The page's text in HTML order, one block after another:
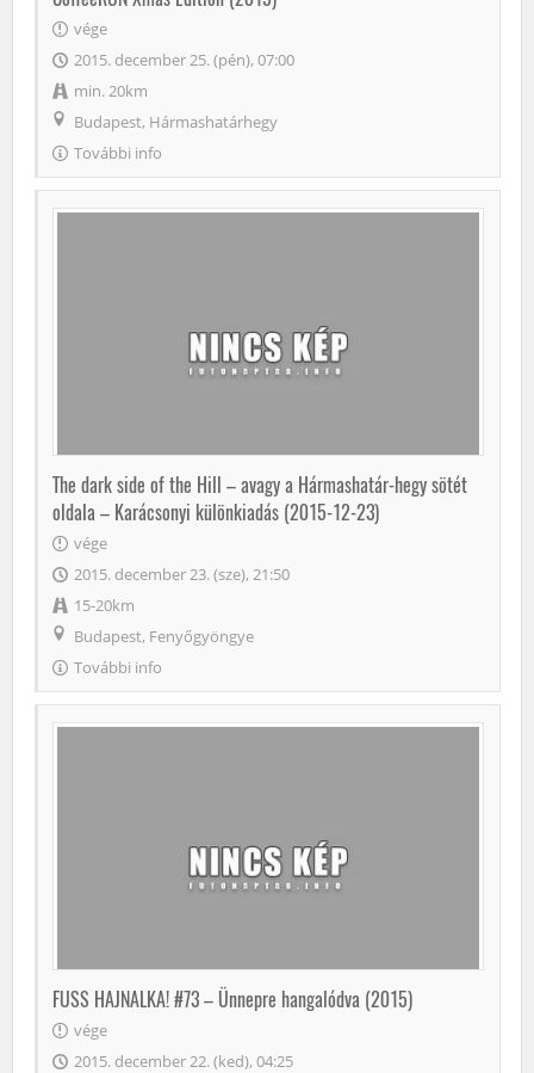
vége
2015. december 25. (pén), 07:00
min. 20km
Budapest, Hármashatárhegy
További info
The dark side of the Hill – avagy a Hármashatár-hegy sötét
oldala – Karácsonyi különkiadás (2015-12-23)
vége
2015. december 23. (sze), 21:50
15-20km
Budapest, Fenyőgyöngye
További info
FUSS HAJNALKA! #73 – Ünnepre hangalódva (2015)
vége
2015. december 22. (ked), 04:25